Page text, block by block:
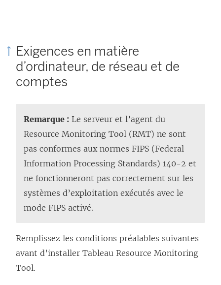
Exigences en matière
d’ordinateur, de réseau et de
comptes
Remarque : Le serveur et l’agent du
Resource Monitoring Tool (RMT) ne sont
pas conformes aux normes FIPS (Federal
Information Processing Standards) 140-2 et
ne fonctionneront pas correctement sur les
systèmes d’exploitation exécutés avec le
mode FIPS activé.
Remplissez les conditions préalables suivantes
avant d’installer Tableau Resource Monitoring
Tool.